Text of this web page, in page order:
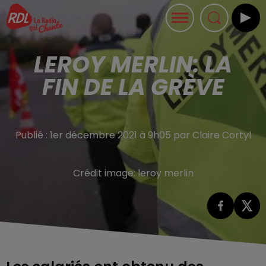
LEROY MERLIN: LA
FIN DE LA GRÈVE
Publié : 1er décembre 2021 à 9h05 par Claire Cortyl
Crédit image:leroy merlin